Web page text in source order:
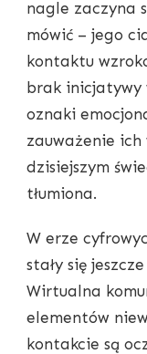
nagle zaczyna
mówić – jego
kontaktu
brak inicjatywy
oznaki
zauważenie
dzisiejszym
tłumiona.
W erze
stały się
Wirtualna
elementów
kontakcie są